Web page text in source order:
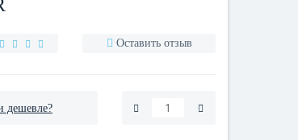
Оставить отзыв
дешевле?